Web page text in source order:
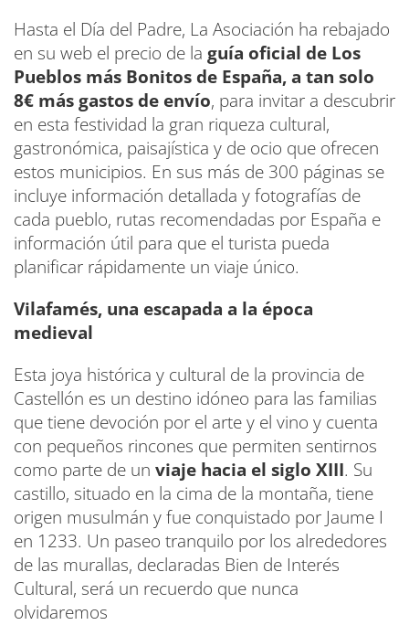
Hasta el Día del Padre, La Asociación ha rebajado
en su web el precio de la guía oficial de Los
Pueblos más Bonitos de España, a tan solo
8€ más gastos de envío, para invitar a descubrir
en esta festividad la gran riqueza cultural,
gastronómica, paisajística y de ocio que ofrecen
estos municipios. En sus más de 300 páginas se
incluye información detallada y fotografías de
cada pueblo, rutas recomendadas por España e
información útil para que el turista pueda
planificar rápidamente un viaje único.
Vilafamés, una escapada a la época
medieval
Esta joya histórica y cultural de la provincia de
Castellón es un destino idóneo para las familias
que tiene devoción por el arte y el vino y cuenta
con pequeños rincones que permiten sentirnos
como parte de un viaje hacia el siglo XIII. Su
castillo, situado en la cima de la montaña, tiene
origen musulmán y fue conquistado por Jaume I
en 1233. Un paseo tranquilo por los alrededores
de las murallas, declaradas Bien de Interés
Cultural, será un recuerdo que nunca
olvidaremos